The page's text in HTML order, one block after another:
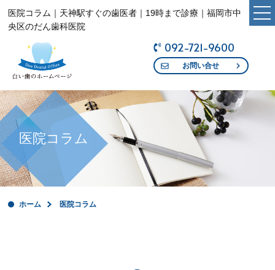
医院コラム｜天神駅すぐの歯医者｜19時まで診療｜福岡市中
央区のだん歯科医院
092-721-9600
お問い合せ
医院コラム
医院紹介
医院案内
医院コラム
ホーム 医院コラム